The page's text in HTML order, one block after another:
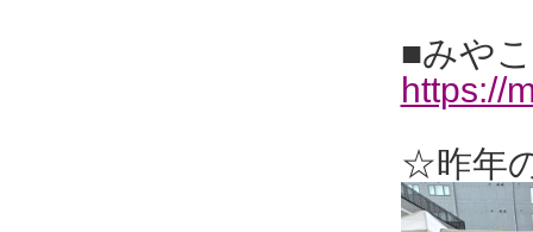
■みや
https://
☆昨年